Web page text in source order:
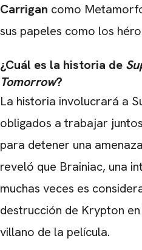
Carrigan como
sus papeles como los
¿Cuál es la historia de
Tomorrow?
La historia involucrará a
obligados a trabajar
para detener una
reveló que Brainiac, una
muchas veces es
destrucción de Krypton
villano de la película.